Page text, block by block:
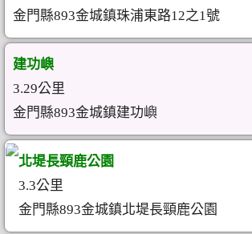
金門縣893金城鎮珠浦東路12之1號
建功嶼
3.29公里
金門縣893金城鎮建功嶼
北堤長頸鹿公園
3.3公里
金門縣893金城鎮北堤長頸鹿公園